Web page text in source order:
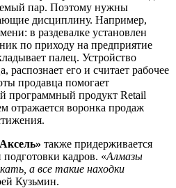
пар. Поэтому нужны
дисциплину. Например,
в раздевалке установлен
по приходу на предприятие
палец. Устройство
распознает его и считает рабочее
продавца помогает
программный продукт Retail
отражается воронка продаж
также придерживается
кадров. «Алмазы
а все такие находки
Кузьмин.